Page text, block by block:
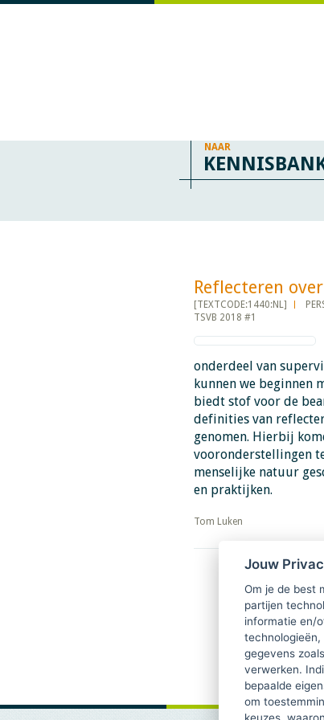
NAAR
Reflecteren
[TEXTCODE:1440:NL]
TSVB 2018 #1
onderdeel van
kunnen we beginnen
biedt stof voor de
definities van
genomen. Hierbij
vooronderstellingen
menselijke natuur
en praktijken.
​​​​​​​Tom Luken
Jouw
Om je de best
partijen
informatie en/
technologieën,
gegevens
verwerken.
bepaalde
om